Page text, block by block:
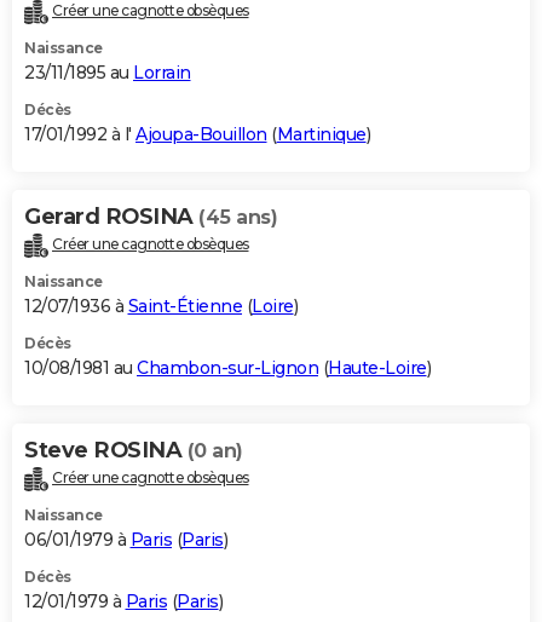
Créer une cagnotte obsèques
Naissance
23/11/1895 au Lorrain
Décès
17/01/1992 à l' Ajoupa-Bouillon (Martinique)
Gerard ROSINA (45 ans)
Créer une cagnotte obsèques
Naissance
12/07/1936 à Saint-Étienne (Loire)
Décès
10/08/1981 au Chambon-sur-Lignon (Haute-Loire)
Steve ROSINA (0 an)
Créer une cagnotte obsèques
Naissance
06/01/1979 à Paris (Paris)
Décès
12/01/1979 à Paris (Paris)